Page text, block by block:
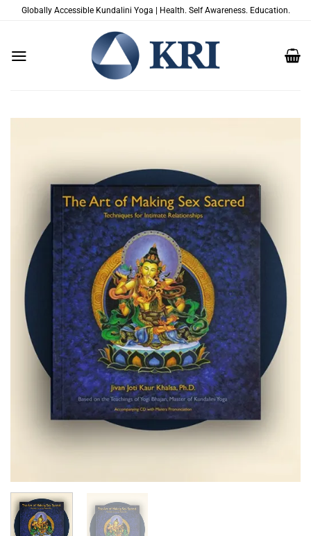
Globally Accessible Kundalini Yoga | Health. Self Awareness. Education.